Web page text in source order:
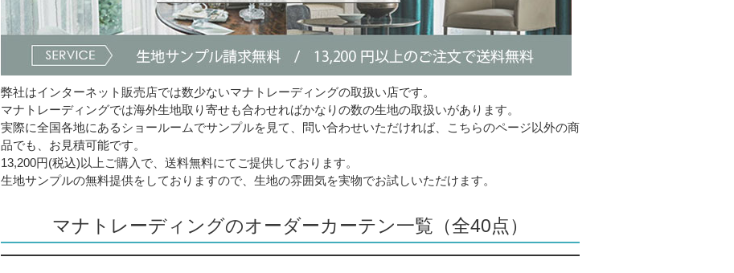
弊社はインターネット販売店では数少ないマナトレーディングの取扱い店です。
マナトレーディングでは海外生地取り寄せも合わせればかなりの数の生地の取扱いがあります。
実際に全国各地にあるショールームでサンプルを見て、問い合わせいただければ、こちらのページ以外の商
品でも、お見積可能です。
13,200円(税込)以上ご購入で、送料無料にてご提供しております。
生地サンプルの無料提供をしておりますので、生地の雰囲気を実物でお試しいただけます。
マナトレーディングのオーダーカーテン一覧（全40点）